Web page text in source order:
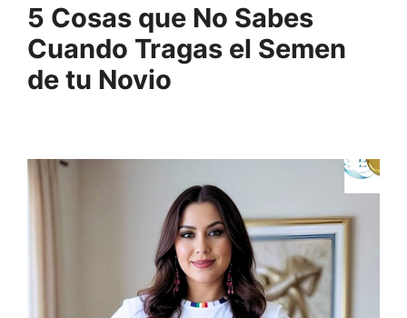
5 Cosas que No Sabes
Cuando Tragas el Semen
de tu Novio